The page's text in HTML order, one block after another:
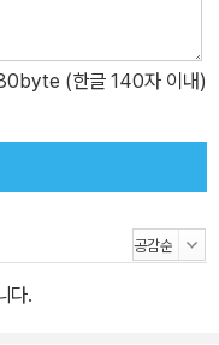
(한글 140자 이내)
다.